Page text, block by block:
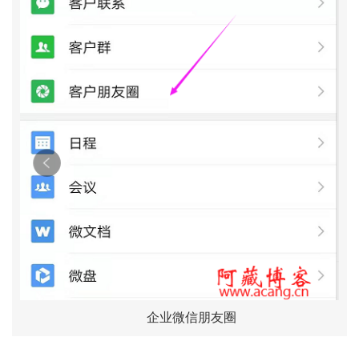
企业微信朋友圈